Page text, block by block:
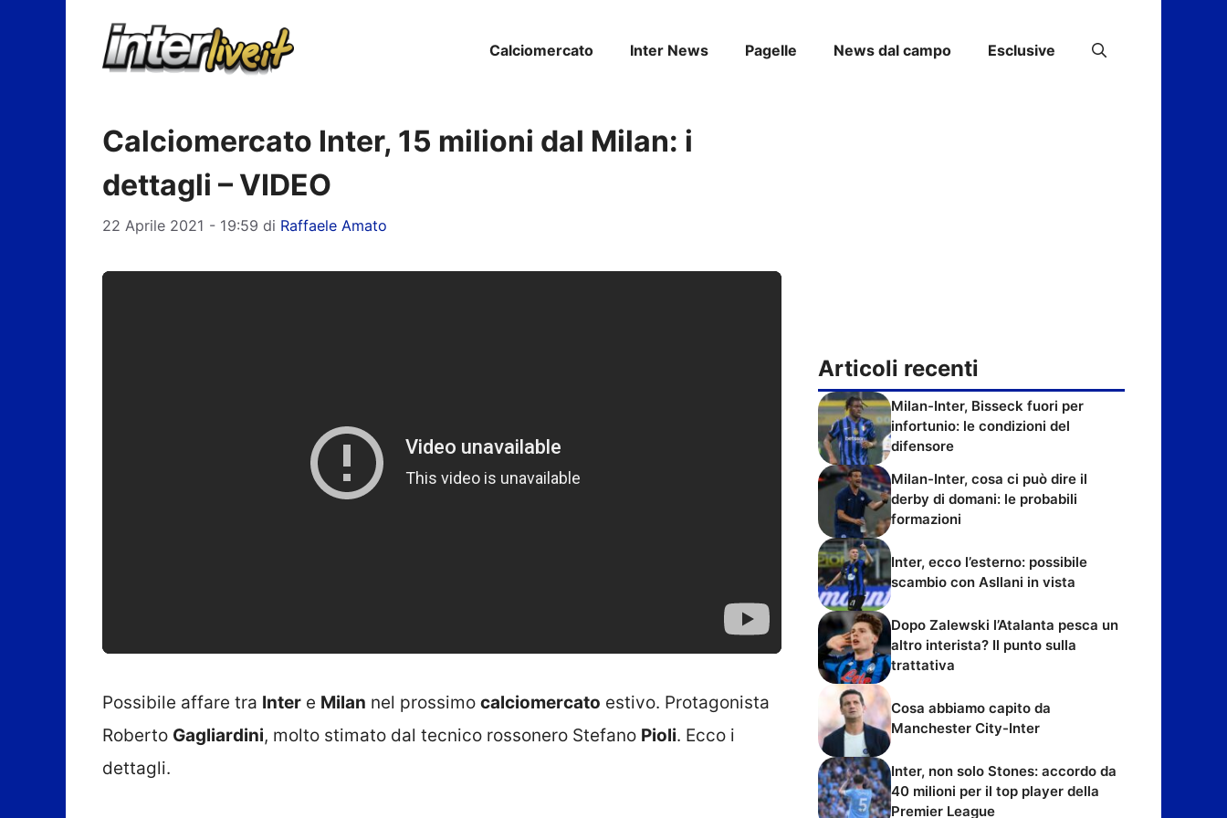
Calciomercato Inter News Pagelle News dal campo Esclusive
Calciomercato Inter, 15 milioni dal Milan: i
dettagli – VIDEO
22 Aprile 2021 - 19:59 di Raffaele Amato
Possibile affare tra Inter e Milan nel prossimo calciomercato estivo. Protagonista
Roberto Gagliardini, molto stimato dal tecnico rossonero Stefano Pioli. Ecco i
dettagli.
Articoli recenti
Milan-Inter, Bisseck fuori per
infortunio: le condizioni del
difensore
Milan-Inter, cosa ci può dire il
derby di domani: le probabili
formazioni
Inter, ecco l’esterno: possibile
scambio con Asllani in vista
Dopo Zalewski l’Atalanta pesca un
altro interista? Il punto sulla
trattativa
Cosa abbiamo capito da
Manchester City-Inter
Inter, non solo Stones: accordo da
40 milioni per il top player della
Premier League